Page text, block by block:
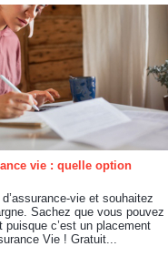
vie : quelle option
vie et souhaitez
Sachez que vous pouvez
puisque c’est un placement
Vie ! Gratuit...